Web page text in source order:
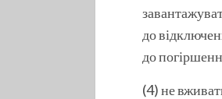
до
до
(4) не